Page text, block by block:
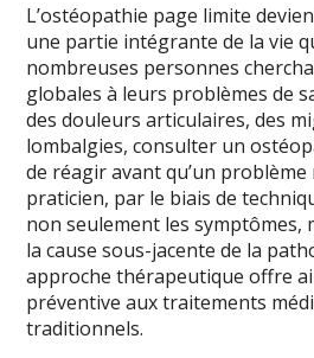
L’ostéopathie page limite
une partie intégrante de la vie
nombreuses personnes
globales à leurs problèmes de
des douleurs articulaires, des
lombalgies, consulter un
de réagir avant qu’un problème
praticien, par le biais de
non seulement les symptômes,
la cause sous-jacente de la
approche thérapeutique offre
préventive aux traitements
traditionnels.